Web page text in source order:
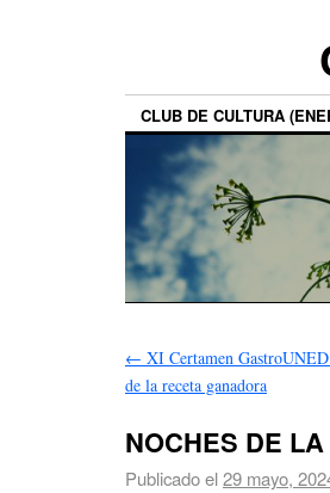
CLUB DE CULTURA
← XI Certamen
de la receta ganadora
NOCHES DE
Publicado el29 mayo,